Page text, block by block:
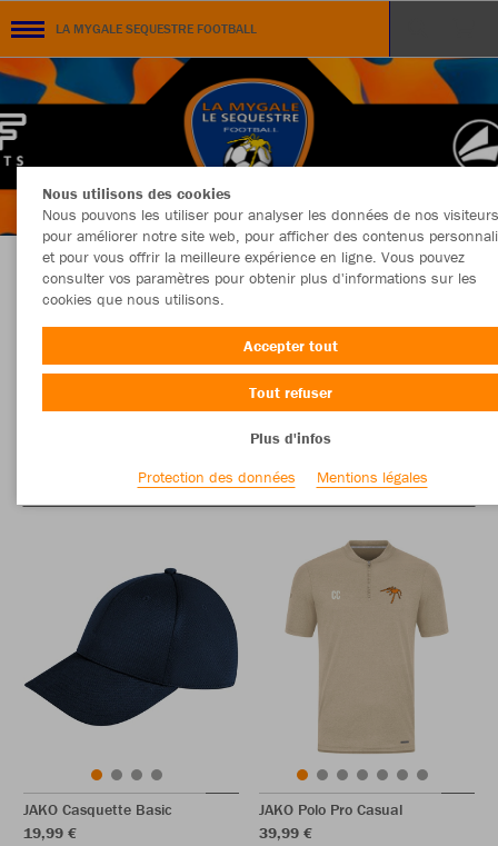
LA MYGALE SEQUESTRE FOOTBALL
BOUTIQUE OFFICIELLE LA MYGALE SEQUESTRE
Taille
JAKO Casquette Basic
19,99 €
JAKO Polo Pro Casual
39,99 €
Nous utilisons des cookies
Nous pouvons les utiliser pour analyser les données de nos
pour améliorer notre site web, pour afficher des contenus
et pour vous offrir la meilleure expérience en ligne. Vous pouvez
consulter vos paramètres pour obtenir plus d'informations sur les
cookies que nous utilisons.
Accepter tout
Tout refuser
Plus d'infos
Protection des données
Mentions légales